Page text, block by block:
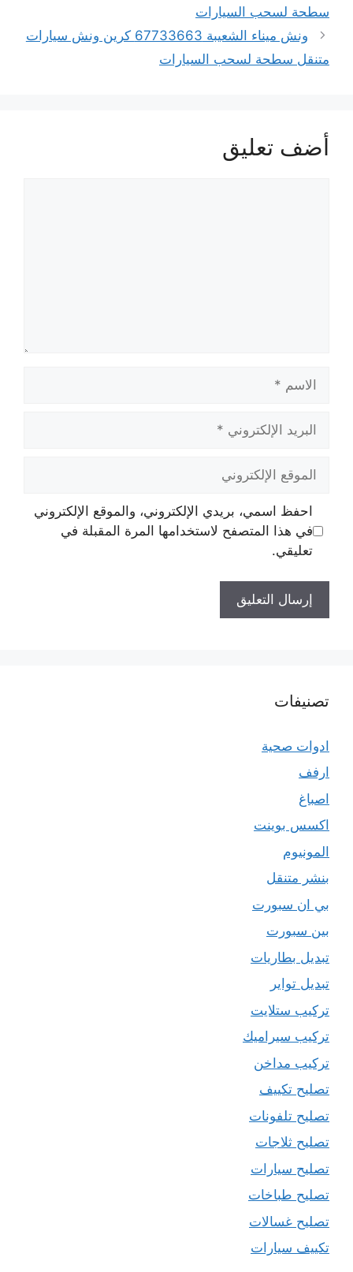
سطحة لسحب السيارات
ونش ميناء الشعيبة 67733663 كرين ونش سيارات
متنقل سطحة لسحب السيارات
أضف تعليق
الاسم
البريد
الإلكتروني
الموقع
الإلكتروني
احفظ اسمي، بريدي الإلكتروني، والموقع الإلكتروني
في هذا المتصفح لاستخدامها المرة المقبلة في
تعليقي.
تصنيفات
ادوات صحية
ارفف
اصباغ
اكسس بوينت
المونيوم
بنشر متنقل
بي ان سبورت
بين سبورت
تبديل بطاريات
تبديل تواير
تركيب ستلايت
تركيب سيراميك
تركيب مداخن
تصليح تكييف
تصليح تلفونات
تصليح ثلاجات
تصليح سيارات
تصليح طباخات
تصليح غسالات
تكييف سيارات